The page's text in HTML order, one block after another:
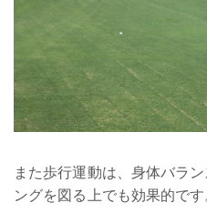
また歩行運動は、身体バラ
ングを図る上でも効果的です